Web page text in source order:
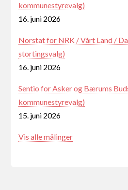
kommunestyrevalg)
16. juni 2026
Norstat for NRK / Vårt Land /
stortingsvalg)
16. juni 2026
Sentio for Asker og Bærums
kommunestyrevalg)
15. juni 2026
Vis alle målinger